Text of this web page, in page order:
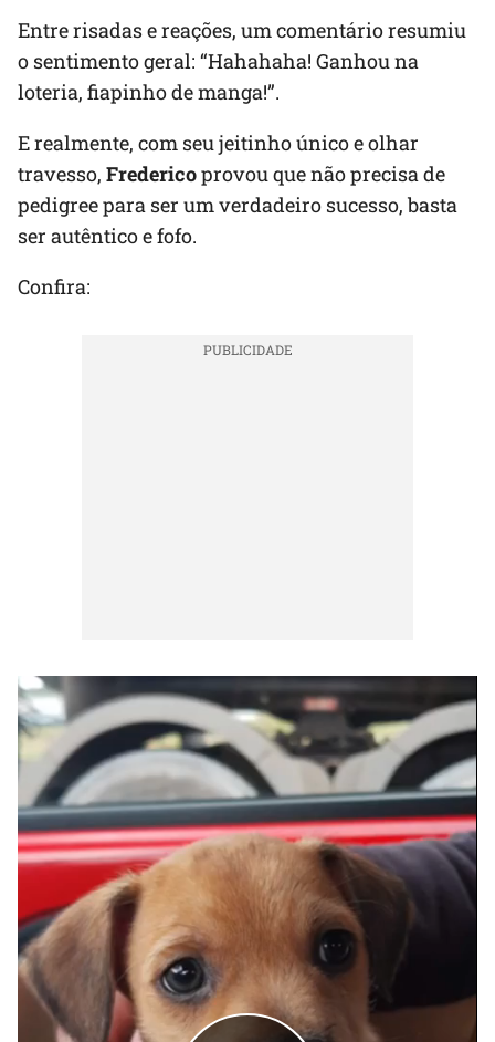
Entre risadas e reações, um comentário resumiu
o sentimento geral: “Hahahaha! Ganhou na
loteria, fiapinho de manga!”.
E realmente, com seu jeitinho único e olhar
travesso, Fredericoprovou que não precisa de
pedigree para ser um verdadeiro sucesso, basta
ser autêntico e fofo.
Confira: